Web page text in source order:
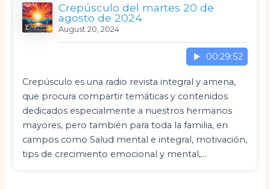
Crepúsculo del martes 20 de
agosto de 2024
August 20, 2024
00:29:52
Crepúsculo es una radio revista integral y amena,
que procura compartir temáticas y contenidos
dedicados especialmente a nuestros hermanos
mayores, pero también para toda la familia, en
campos como Salud mental e integral, motivación,
tips de crecimiento emocional y mental,…